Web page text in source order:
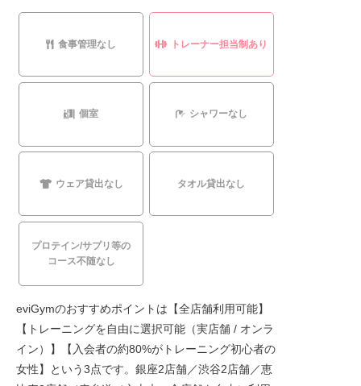
食事管理なし トレーナー担当制あり
個室 シャワーなし
ウェア貸出なし タオル貸出なし
プロテイン/サプリ等の
コース不随なし
eviGymのおすすめポイントは【全店舗利用可能】
【トレーニングを自由に選択可能（実店舗 / オンラ
イン）】【入会者の約80%がトレーニング初心者の
女性】という3点です。銀座2店舗／渋谷2店舗／恵